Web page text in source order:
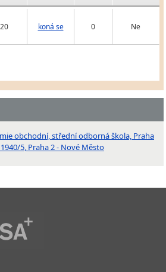
20 koná se 0 Ne
obchodní, střední odborná škola, Praha
5, Praha 2 - Nové Město